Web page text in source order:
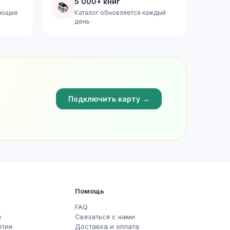
📚
Каталог обновляется каждый
день
Подключить карту →
Помощь
FAQ
Связаться с нами
Доставка и оплата